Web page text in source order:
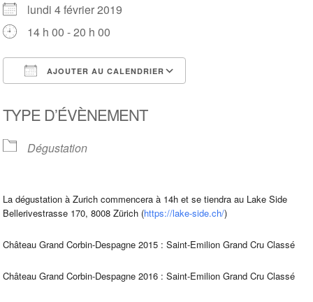
lundi 4 février 2019
14 h 00 - 20 h 00
AJOUTER AU CALENDRIER
TYPE D’ÉVÈNEMENT
Dégustation
La dégustation à Zurich commencera à 14h et se tiendra au Lake Side
Bellerivestrasse 170, 8008 Zürich (https://lake-side.ch/)
Château Grand Corbin-Despagne 2015 : Saint-Emilion Grand Cru Classé
Château Grand Corbin-Despagne 2016 : Saint-Emilion Grand Cru Classé